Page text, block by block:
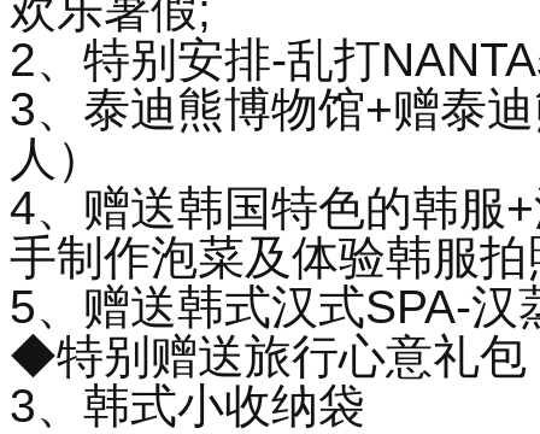
欢乐暑假;
2、特别安排-乱打
3、泰迪熊博物馆+赠泰
人）
4、赠送韩国特色的韩服
手制作泡菜及体验韩服
5、赠送韩式汉式SPA-
◆特别赠送旅行心意礼包
3、韩式小收纳袋